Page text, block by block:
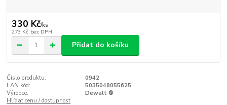
330 Kč/ks
273 Kč bez DPH
Přidat do košíku
Číslo produktu:
0942
EAN kód:
5035048055625
Výrobce:
Dewalt ®
Hlídat cenu / dostupnost